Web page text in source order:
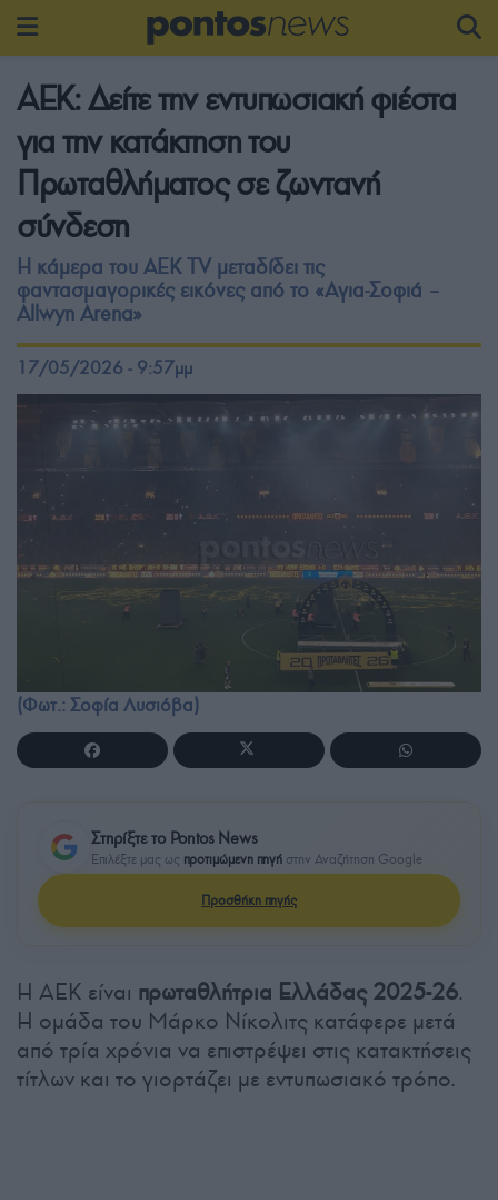
ΑΕΚ: Δείτε την εντυπωσιακή φιέστα
για την κατάκτηση του
Πρωταθλήματος σε ζωντανή
σύνδεση
Η κάμερα του AEK TV μεταδίδει τις
φαντασμαγορικές εικόνες από το «Αγια-Σοφιά –
Allwyn Arena»
17/05/2026 - 9:57μμ
(Φωτ.: Σοφία Λυσιόβα)
Στηρίξτε το Pontos News
Επιλέξτε μας ως προτιμώμενη πηγή στην Αναζήτηση Google
Προσθήκη πηγής
Η ΑΕΚ είναι πρωταθλήτρια Ελλάδας 2025-26.
H ομάδα του Μάρκο Νίκολιτς κατάφερε μετά
από τρία χρόνια να επιστρέψει στις κατακτήσεις
τίτλων και το γιορτάζει με εντυπωσιακό τρόπο.